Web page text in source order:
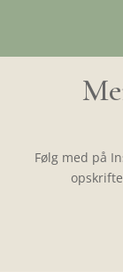
Følg med på